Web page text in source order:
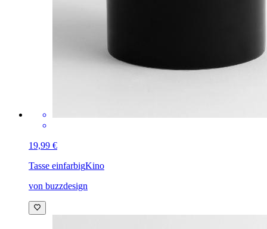
19,99 €
Tasse einfarbigKino
von buzzdesign